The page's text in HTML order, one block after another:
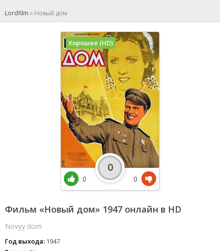
Lordfilm » Новый дом
Фильм «Новый дом» 1947 онлайн в HD
Novyy dom
Год выхода: 1947
Хорошее (HD)
0
0
0